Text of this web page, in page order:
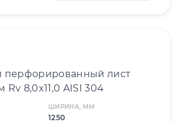
лист
Rv 8,0x11,0 AISI 304
ШИРИНА, ММ
1250